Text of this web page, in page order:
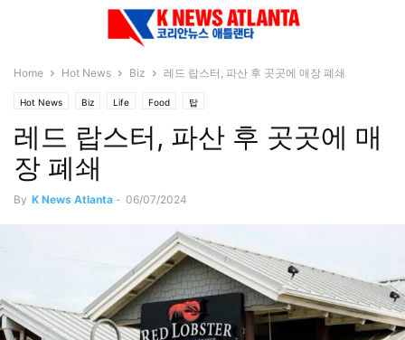
Home Hot News Biz 레드 랍스터, 파산 후 곳곳에 매장 폐쇄
Hot News Biz Life Food 탑
레드 랍스터, 파산 후 곳곳에 매
장 폐쇄
By K News Atlanta - 06/07/2024